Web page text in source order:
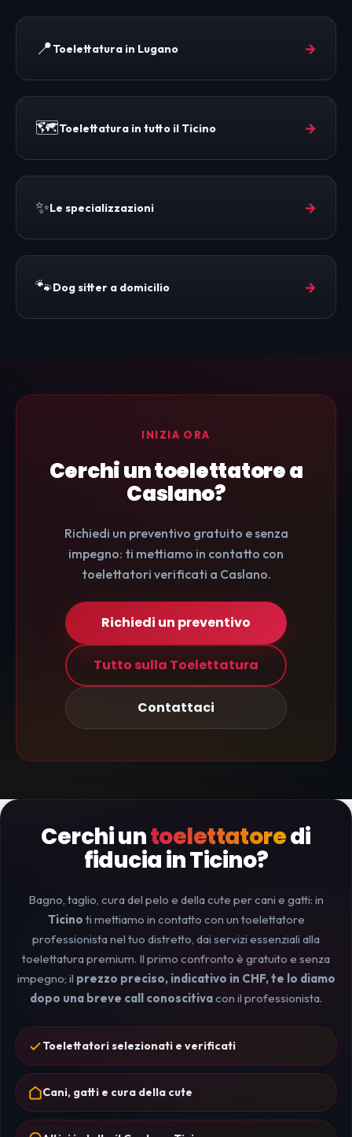
📍Toelettatura in Lugano →
🗺️Toelettatura in tutto il Ticino →
✨Le specializzazioni →
🐾Dog sitter a domicilio →
INIZIA ORA
Cerchi un toelettatore a
Caslano?
Richiedi un preventivo gratuito e senza
impegno: ti mettiamo in contatto con
toelettatori verificati a Caslano.
Richiedi un preventivo
Tutto sulla Toelettatura
Contattaci
Cerchi untoelettatoredi
fiducia in Ticino?
Bagno, taglio, cura del pelo e della cute per cani e gatti: in
Ticino ti mettiamo in contatto con un toelettatore
professionista nel tuo distretto, dai servizi essenziali alla
toelettatura premium. Il primo confronto è gratuito e senza
impegno; il prezzo preciso, indicativo in CHF, te lo diamo
dopo una breve call conoscitivacon il professionista.
Toelettatori selezionati e verificati
Cani, gatti e cura della cute